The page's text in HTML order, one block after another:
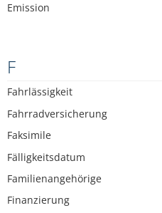
Emission
F
Fahrlässigkeit
Fahrradversicherung
Faksimile
Fälligkeitsdatum
Familienangehörige
Finanzierung